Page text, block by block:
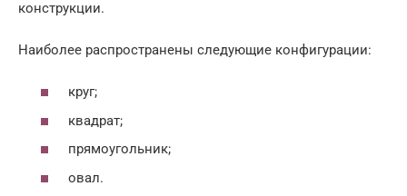
конструкции.
Наиболее распространены следующие конфигурации:
круг;
квадрат;
прямоугольник;
овал.